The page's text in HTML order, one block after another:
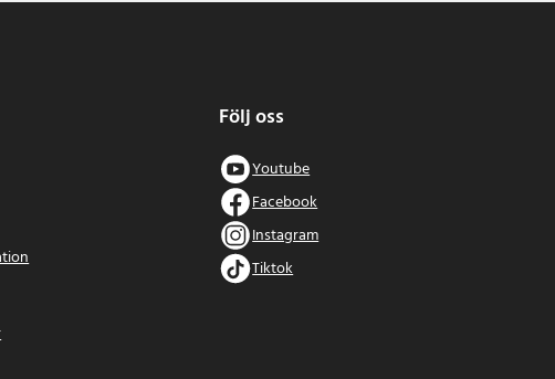
Följ oss
Youtube
Facebook
Instagram
Tiktok